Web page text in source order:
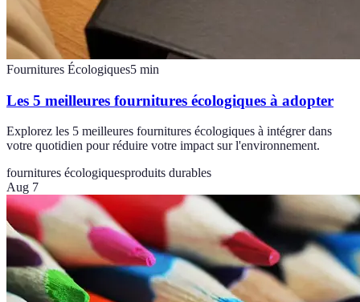
Fournitures Écologiques5 min
Les 5 meilleures fournitures écologiques à adopter
Explorez les 5 meilleures fournitures écologiques à intégrer dans
votre quotidien pour réduire votre impact sur l'environnement.
fournitures écologiquesproduits durables
Aug 7